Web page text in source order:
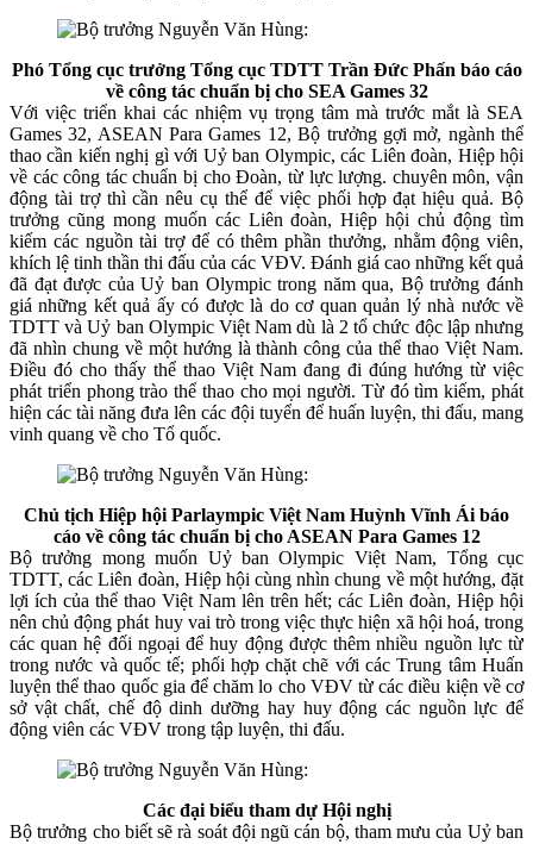
Phó Tổng cục trưởng Tổng cục TDTT Trần Đức Phấn báo cáo
về công tác chuẩn bị cho SEA Games 32
Với việc triển khai các nhiệm vụ trọng tâm mà trước mắt là SEA
Games 32, ASEAN Para Games 12, Bộ trưởng gợi mở, ngành thể
thao cần kiến nghị gì với Uỷ ban Olympic, các Liên đoàn, Hiệp hội
về các công tác chuẩn bị cho Đoàn, từ lực lượng. chuyên môn, vận
động tài trợ thì cần nêu cụ thể để việc phối hợp đạt hiệu quả. Bộ
trưởng cũng mong muốn các Liên đoàn, Hiệp hội chủ động tìm
kiếm các nguồn tài trợ để có thêm phần thưởng, nhằm động viên,
khích lệ tinh thần thi đấu của các VĐV. Đánh giá cao những kết quả
đã đạt được của Uỷ ban Olympic trong năm qua, Bộ trưởng đánh
giá những kết quả ấy có được là do cơ quan quản lý nhà nước về
TDTT và Uỷ ban Olympic Việt Nam dù là 2 tổ chức độc lập nhưng
đã nhìn chung về một hướng là thành công của thể thao Việt Nam.
Điều đó cho thấy thể thao Việt Nam đang đi đúng hướng từ việc
phát triển phong trào thể thao cho mọi người. Từ đó tìm kiếm, phát
hiện các tài năng đưa lên các đội tuyển để huấn luyện, thi đấu, mang
vinh quang về cho Tổ quốc.
Chủ tịch Hiệp hội Parlaympic Việt Nam Huỳnh Vĩnh Ái báo
cáo về công tác chuẩn bị cho ASEAN Para Games 12
Bộ trưởng mong muốn Uỷ ban Olympic Việt Nam, Tổng cục
TDTT, các Liên đoàn, Hiệp hội cùng nhìn chung về một hướng, đặt
lợi ích của thể thao Việt Nam lên trên hết; các Liên đoàn, Hiệp hội
nên chủ động phát huy vai trò trong việc thực hiện xã hội hoá, trong
các quan hệ đối ngoại để huy động được thêm nhiều nguồn lực từ
trong nước và quốc tế; phối hợp chặt chẽ với các Trung tâm Huấn
luyện thể thao quốc gia để chăm lo cho VĐV từ các điều kiện về cơ
sở vật chất, chế độ dinh dưỡng hay huy động các nguồn lực để
động viên các VĐV trong tập luyện, thi đấu.
Các đại biểu tham dự Hội nghị
Bộ trưởng cho biết sẽ rà soát đội ngũ cán bộ, tham mưu của Uỷ ban